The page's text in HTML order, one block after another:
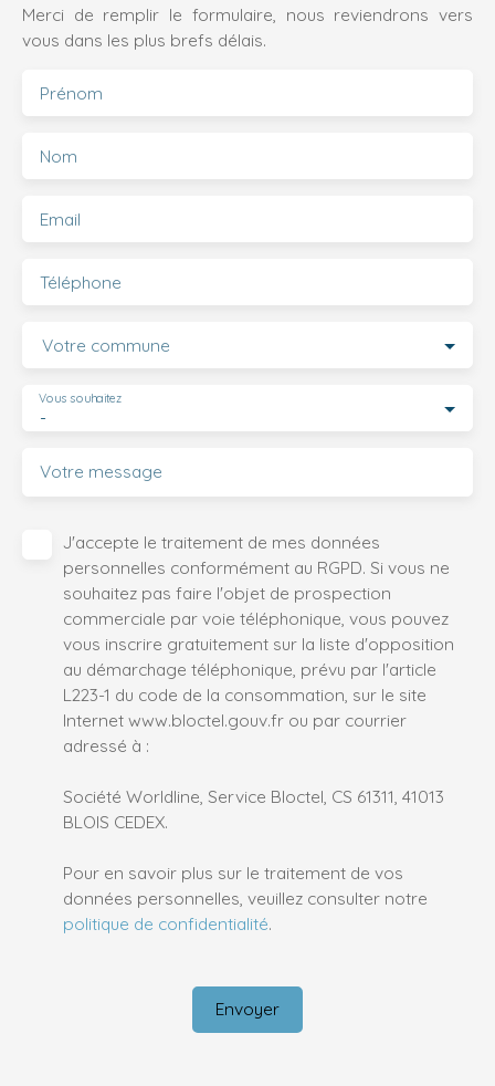
Merci de remplir le formulaire, nous reviendrons vers
vous dans les plus brefs délais.
Prénom
Nom
Email
Téléphone
Votre commune
-
Vous souhaitez
Votre message
J'accepte le traitement de mes données
personnelles conformément au RGPD. Si vous ne
souhaitez pas faire l'objet de prospection
commerciale par voie téléphonique, vous pouvez
vous inscrire gratuitement sur la liste d'opposition
au démarchage téléphonique, prévu par l'article
L223-1 du code de la consommation, sur le site
Internet www.bloctel.gouv.fr ou par courrier
adressé à :
Société Worldline, Service Bloctel, CS 61311, 41013
BLOIS CEDEX.
Pour en savoir plus sur le traitement de vos
données personnelles, veuillez consulter notre
politique de confidentialité.
Envoyer